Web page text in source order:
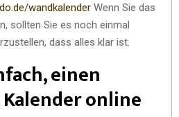
wandkalender Wenn Sie das
sollten Sie es noch einmal
dass alles klar ist.
einen
online